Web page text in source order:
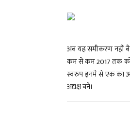
अब यह समीकरण नहीं
कम से कम 2017 तक
स्वरुप इनमे से एक का
अद्यक्ष बनें।